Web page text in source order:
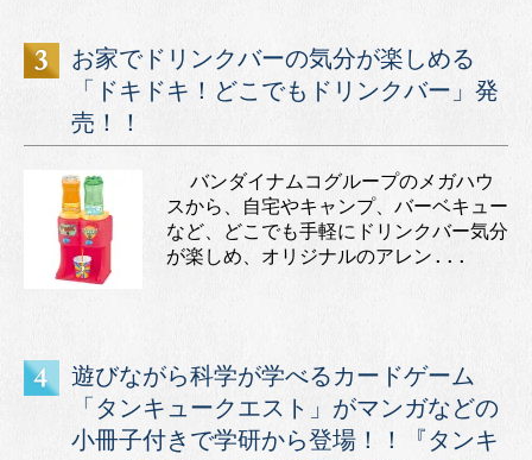
お家でドリンクバーの気分が楽しめる
「ドキドキ！どこでもドリンクバー」発
売！！
バンダイナムコグループのメガハウ
スから、自宅やキャンプ、バーベキュー
など、どこでも手軽にドリンクバー気分
が楽しめ、オリジナルのアレン...
遊びながら科学が学べるカードゲーム
「タンキュークエスト」がマンガなどの
小冊子付きで学研から登場！！『タンキ